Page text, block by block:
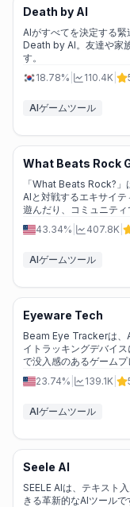
Death by AI
AIがすべてを決定する緊
Death by AI。友達や家
す。
18.78%
110.4K
AIゲームツール
What Beats Rock
「What Beats Rock?」
AIと対戦するエキサイ
遊んだり、コミュニティ
43.34%
407.8K
AIゲームツール
Eyeware Tech
Beam Eye Trackerは、
イトラッキングデバイ
で没入感のあるゲームプ
23.74%
139.1K
AIゲームツール
Seele AI
SEELE AIは、テキスト
きる革新的なAIツールで